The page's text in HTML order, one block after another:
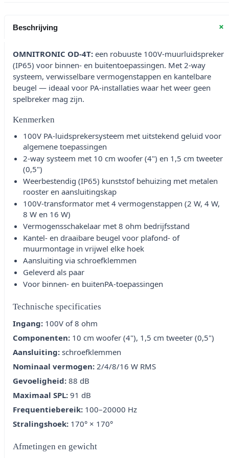
Beschrijving +
OMNITRONIC OD-4T: een robuuste 100V-muurluidspreker
(IP65) voor binnen- en buitentoepassingen. Met 2-way
systeem, verwisselbare vermogenstappen en kantelbare
beugel — ideaal voor PA-installaties waar het weer geen
spelbreker mag zijn.
Kenmerken
100V PA-luidsprekersysteem met uitstekend geluid voor
algemene toepassingen
2-way systeem met 10 cm woofer (4") en 1,5 cm tweeter
(0,5")
Weerbestendig (IP65) kunststof behuizing met metalen
rooster en aansluitingskap
100V-transformator met 4 vermogenstappen (2 W, 4 W,
8 W en 16 W)
Vermogensschakelaar met 8 ohm bedrijfsstand
Kantel- en draaibare beugel voor plafond- of
muurmontage in vrijwel elke hoek
Aansluiting via schroefklemmen
Geleverd als paar
Voor binnen- en buitenPA-toepassingen
Technische specificaties
Ingang: 100V of 8 ohm
Componenten: 10 cm woofer (4"), 1,5 cm tweeter (0,5")
Aansluiting: schroefklemmen
Nominaal vermogen: 2/4/8/16 W RMS
Gevoeligheid: 88 dB
Maximaal SPL: 91 dB
Frequentiebereik: 100–20000 Hz
Stralingshoek: 170° × 170°
Afmetingen en gewicht